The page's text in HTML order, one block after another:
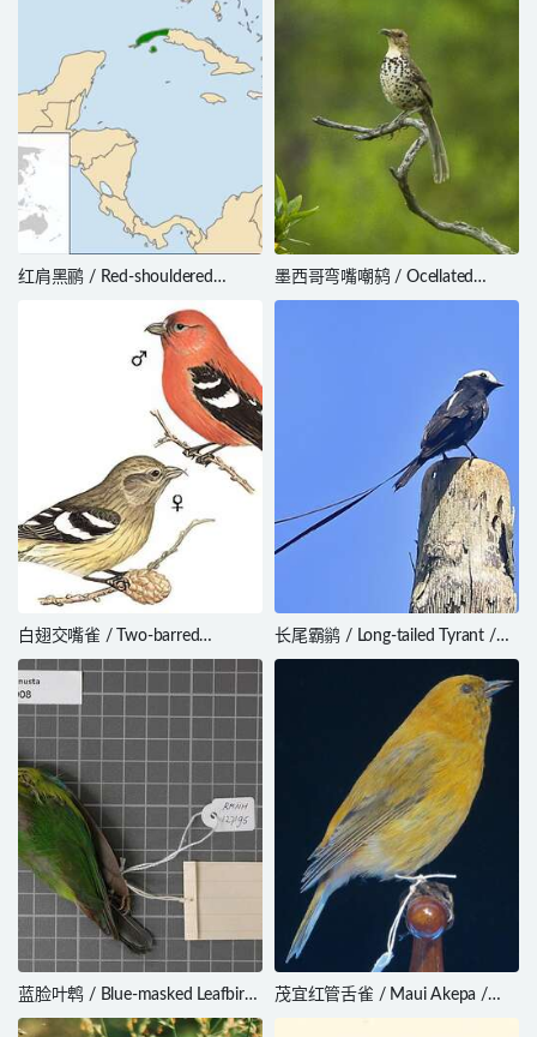
红肩黑鹂 / Red-shouldered
墨西哥弯嘴嘲鸫 / Ocellated
Thrasher / Toxostoma ocellatum
白翅交嘴雀 / Two-barred
Crossbill / Loxia leucoptera
长尾霸鹟 / Long-tailed Tyrant /
Colonia colonus
蓝脸叶鹎 / Blue-masked Leafbird
/ Chloropsis venusta
茂宜红管舌雀 / Maui Akepa /
Loxops ochraceus